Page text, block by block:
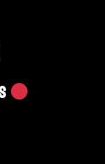
Live Official Updates